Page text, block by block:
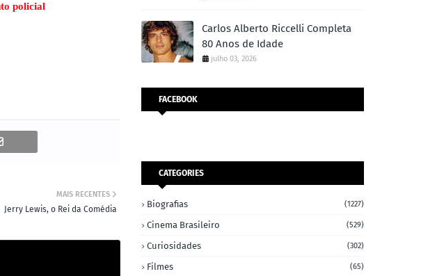
policial
MAIS RECENTES
Jerry Lewis, o Rei da Comédia
Carlos Alberto Riccelli Completa
80 Anos de Idade
julho 03, 2026
FACEBOOK
CATEGORIES
Biografias (1227)
Cinema Brasileiro (529)
Curiosidades (302)
Filmes (65)